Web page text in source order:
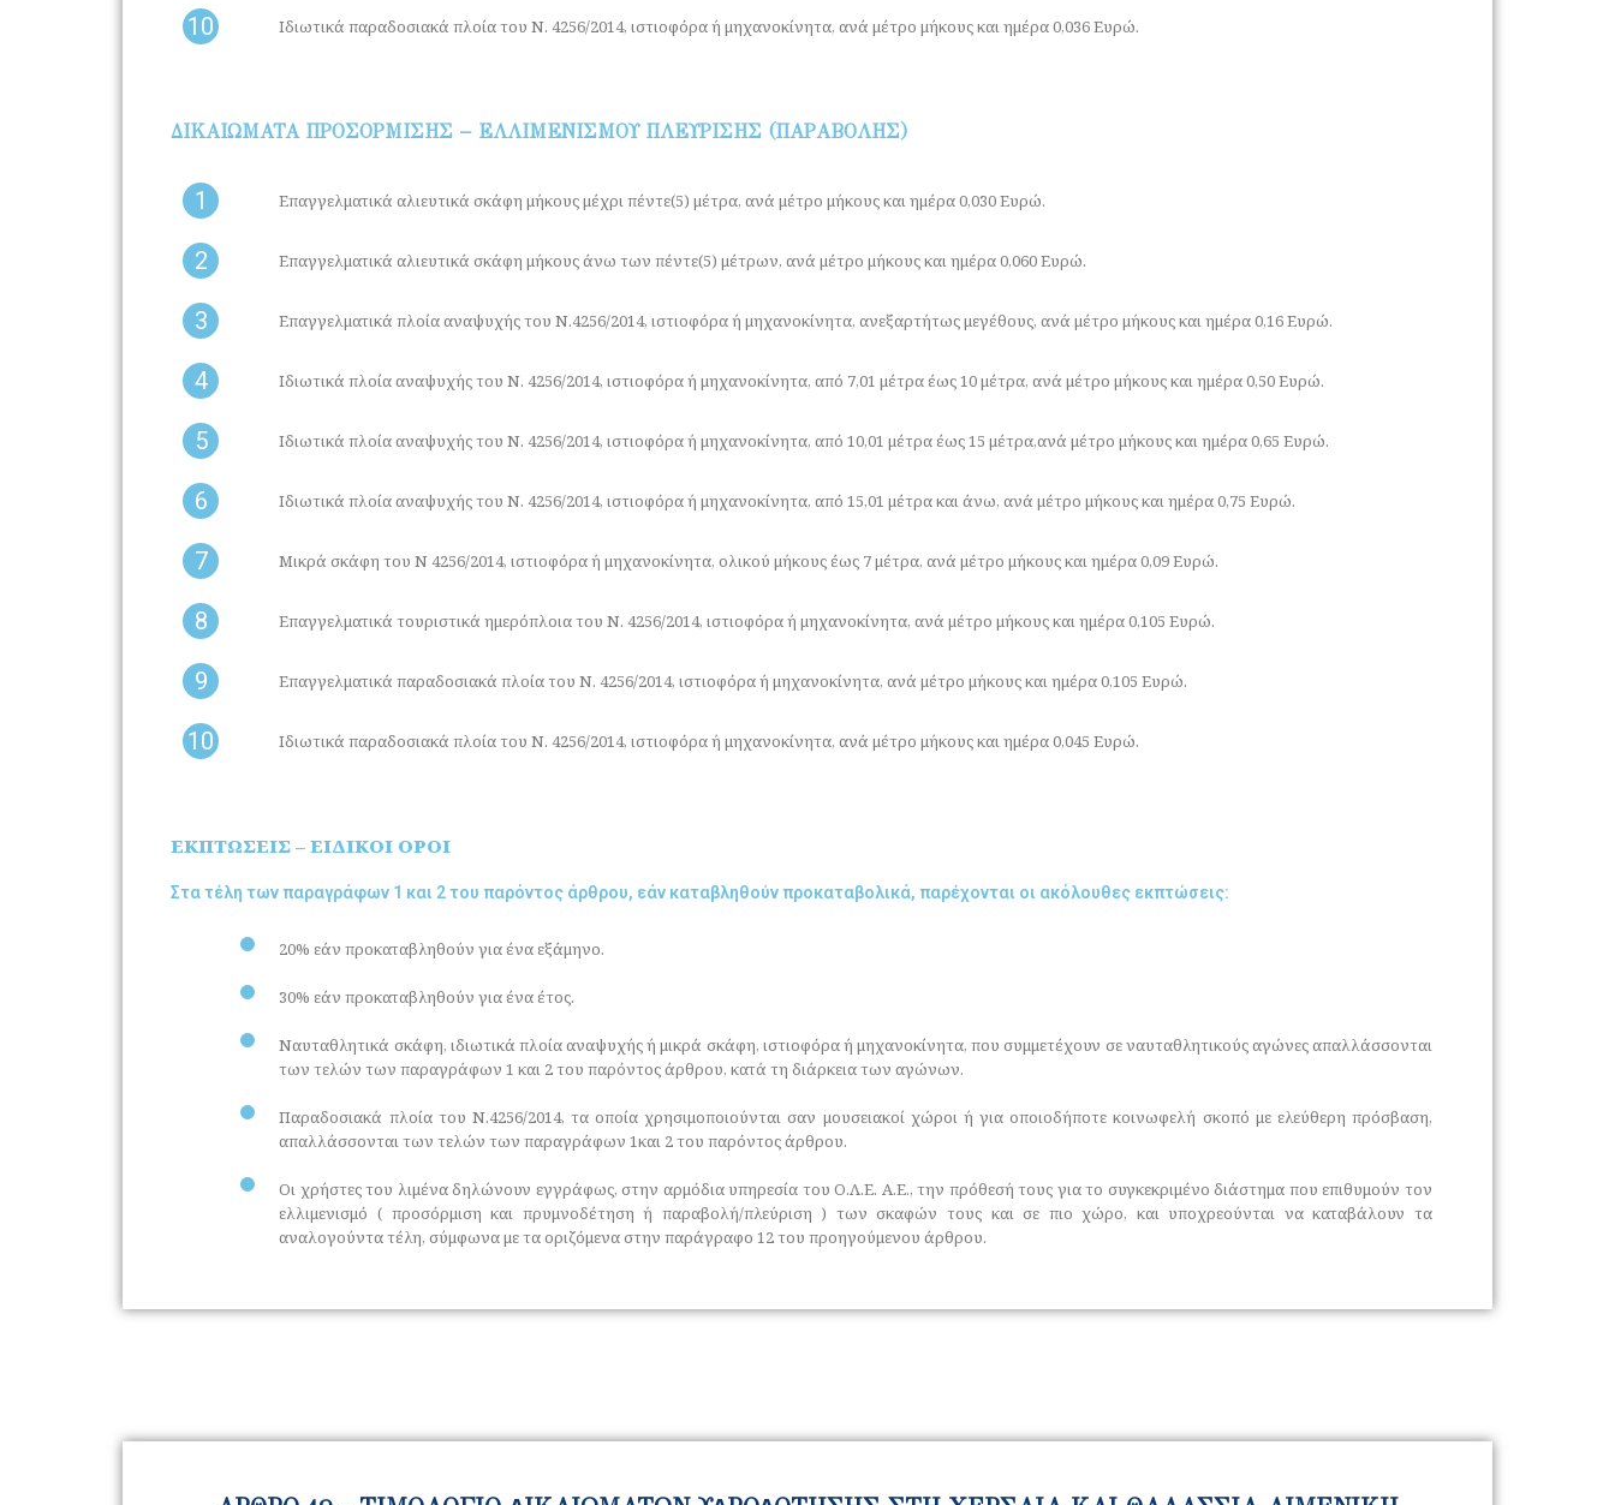
10 Ιδιωτικά παραδοσιακά πλοία του Ν. 4256/2014, ιστιοφόρα ή μηχανοκίνητα, ανά μέτρο μήκους και ημέρα 0,036 Ευρώ.
ΔΙΚΑΙΩΜΑΤΑ ΠΡΟΣΟΡΜΙΣΗΣ – ΕΛΛΙΜΕΝΙΣΜΟΥ ΠΛΕΥΡΙΣΗΣ (ΠΑΡΑΒΟΛΗΣ)
1 Επαγγελματικά αλιευτικά σκάφη μήκους μέχρι πέντε(5) μέτρα, ανά μέτρο μήκους και ημέρα 0,030 Ευρώ.
2 Επαγγελματικά αλιευτικά σκάφη μήκους άνω των πέντε(5) μέτρων, ανά μέτρο μήκους και ημέρα 0,060 Ευρώ.
3 Επαγγελματικά πλοία αναψυχής του Ν.4256/2014, ιστιοφόρα ή μηχανοκίνητα, ανεξαρτήτως μεγέθους, ανά μέτρο μήκους και ημέρα 0,16 Ευρώ.
4 Ιδιωτικά πλοία αναψυχής του Ν. 4256/2014, ιστιοφόρα ή μηχανοκίνητα, από 7,01 μέτρα έως 10 μέτρα, ανά μέτρο μήκους και ημέρα 0,50 Ευρώ.
5 Ιδιωτικά πλοία αναψυχής του Ν. 4256/2014, ιστιοφόρα ή μηχανοκίνητα, από 10,01 μέτρα έως 15 μέτρα,ανά μέτρο μήκους και ημέρα 0,65 Ευρώ.
6 Ιδιωτικά πλοία αναψυχής του Ν. 4256/2014, ιστιοφόρα ή μηχανοκίνητα, από 15,01 μέτρα και άνω, ανά μέτρο μήκους και ημέρα 0,75 Ευρώ.
7 Μικρά σκάφη του Ν 4256/2014, ιστιοφόρα ή μηχανοκίνητα, ολικού μήκους έως 7 μέτρα, ανά μέτρο μήκους και ημέρα 0,09 Ευρώ.
8 Επαγγελματικά τουριστικά ημερόπλοια του Ν. 4256/2014, ιστιοφόρα ή μηχανοκίνητα, ανά μέτρο μήκους και ημέρα 0,105 Ευρώ.
9 Επαγγελματικά παραδοσιακά πλοία του Ν. 4256/2014, ιστιοφόρα ή μηχανοκίνητα, ανά μέτρο μήκους και ημέρα 0,105 Ευρώ.
10 Ιδιωτικά παραδοσιακά πλοία του Ν. 4256/2014, ιστιοφόρα ή μηχανοκίνητα, ανά μέτρο μήκους και ημέρα 0,045 Ευρώ.
ΕΚΠΤΩΣΕΙΣ – ΕΙΔΙΚΟΙ ΟΡΟΙ
Στα τέλη των παραγράφων 1 και 2 του παρόντος άρθρου, εάν καταβληθούν προκαταβολικά, παρέχονται οι ακόλουθες εκπτώσεις:
20% εάν προκαταβληθούν για ένα εξάμηνο.
30% εάν προκαταβληθούν για ένα έτος.
Ναυταθλητικά σκάφη, ιδιωτικά πλοία αναψυχής ή μικρά σκάφη, ιστιοφόρα ή μηχανοκίνητα, που συμμετέχουν σε ναυταθλητικούς αγώνες απαλλάσσονται
των τελών των παραγράφων 1 και 2 του παρόντος άρθρου, κατά τη διάρκεια των αγώνων.
Παραδοσιακά πλοία του Ν.4256/2014, τα οποία χρησιμοποιούνται σαν μουσειακοί χώροι ή για οποιοδήποτε κοινωφελή σκοπό με ελεύθερη πρόσβαση,
απαλλάσσονται των τελών των παραγράφων 1και 2 του παρόντος άρθρου.
Οι χρήστες του λιμένα δηλώνουν εγγράφως, στην αρμόδια υπηρεσία του Ο.Λ.Ε. Α.Ε., την πρόθεσή τους για το συγκεκριμένο διάστημα που επιθυμούν τον
ελλιμενισμό ( προσόρμιση και πρυμνοδέτηση ή παραβολή/πλεύριση ) των σκαφών τους και σε πιο χώρο, και υποχρεούνται να καταβάλουν τα
αναλογούντα τέλη, σύμφωνα με τα οριζόμενα στην παράγραφο 12 του προηγούμενου άρθρου.